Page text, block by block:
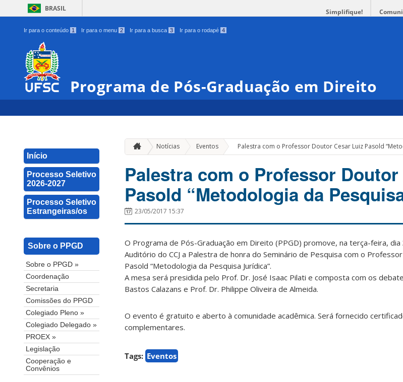
BRASIL Simplifique!
Ir para o conteúdo 1 Ir para o menu 2 Ir para a busca 3 Ir para o rodapé 4
Programa de Pós-Graduação em Direito
Início
Processo Seletivo
2026-2027
Processo Seletivo
Estrangeiras/os
Sobre o PPGD
Sobre o PPGD »
Coordenação
Secretaria
Comissões do PPGD
Colegiado Pleno »
Colegiado Delegado »
PROEX »
Legislação
Cooperação e
Convênios
Notícias Eventos » Palestra com o Professor Doutor Cesar Luiz Pasold
Palestra com o Professor
Pasold “Metodologia da
23/05/2017 15:37
O Programa de Pós-Graduação em Direito (PPGD) promove, na terça-feira,
Auditório do CCJ a Palestra de honra do Seminário de Pesquisa com o
Pasold “Metodologia da Pesquisa Jurídica”.
A mesa será presidida pelo Prof. Dr. José Isaac Pilati e composta com os
Bastos Calazans e Prof. Dr. Philippe Oliveira de Almeida.
O evento é gratuito e aberto à comunidade acadêmica. Será fornecido
complementares.
Tags: Eventos